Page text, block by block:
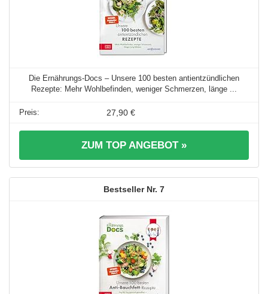
Die Ernährungs-Docs – Unsere 100 besten antientzündlichen
Rezepte: Mehr Wohlbefinden, weniger Schmerzen, länge ...
27,90 €
ZUM TOP ANGEBOT »
7